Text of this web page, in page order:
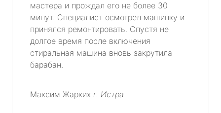
мастера и прождал его не более 30
минут. Специалист осмотрел машинку и
принялся ремонтировать. Спустя не
долгое время после включения
стиральная машина вновь закрутила
барабан.
Максим Жарких г. Истра